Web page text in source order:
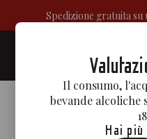
Spedizione gratuita su
Il consumo,
bevande alcoliche
Hai più